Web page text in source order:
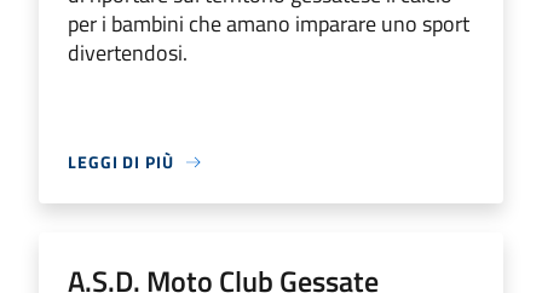
per i bambini che amano imparare uno sport
divertendosi.
LEGGI DI PIÙ
A.S.D. Moto Club Gessate